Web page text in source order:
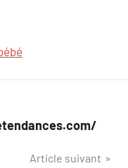
Article suivant